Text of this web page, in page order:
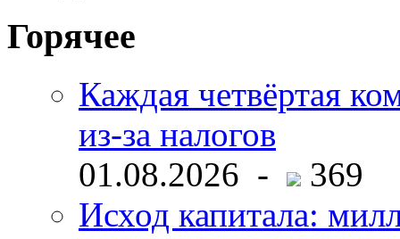
Горячее
Каждая четвёртая
из-за налогов
01.08.2026 -
369
Исход капитала: